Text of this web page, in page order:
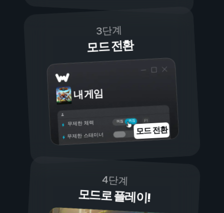
3단계
모드 전환
내 게임
켜짐
꺼짐
무제한 체력
무제한 스태미너 모드 전환
4단계
모드로 플레이!